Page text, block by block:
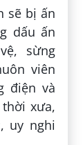
sẽ bị ấn
dấu ấn
sừng
viên
điện và
xưa,
uy nghi